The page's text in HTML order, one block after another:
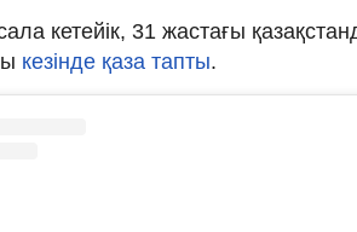
сала кетейік, 31 жастағы
кезінде қаза тапты.